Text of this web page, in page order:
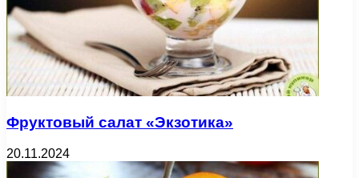
Фруктовый салат «Экзотика»
20.11.2024